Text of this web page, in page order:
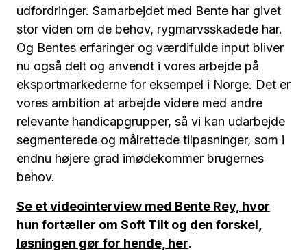
udfordringer. Samarbejdet med Bente har givet
stor viden om de behov, rygmarvsskadede har.
Og Bentes erfaringer og værdifulde input bliver
nu også delt og anvendt i vores arbejde på
eksportmarkederne for eksempel i Norge. Det er
vores ambition at arbejde videre med andre
relevante handicapgrupper, så vi kan udarbejde
segmenterede og målrettede tilpasninger, som i
endnu højere grad imødekommer brugernes
behov.
Se et videointerview med Bente Rey, hvor
hun fortæller om Soft Tilt og den forskel,
løsningen gør for hende, her.